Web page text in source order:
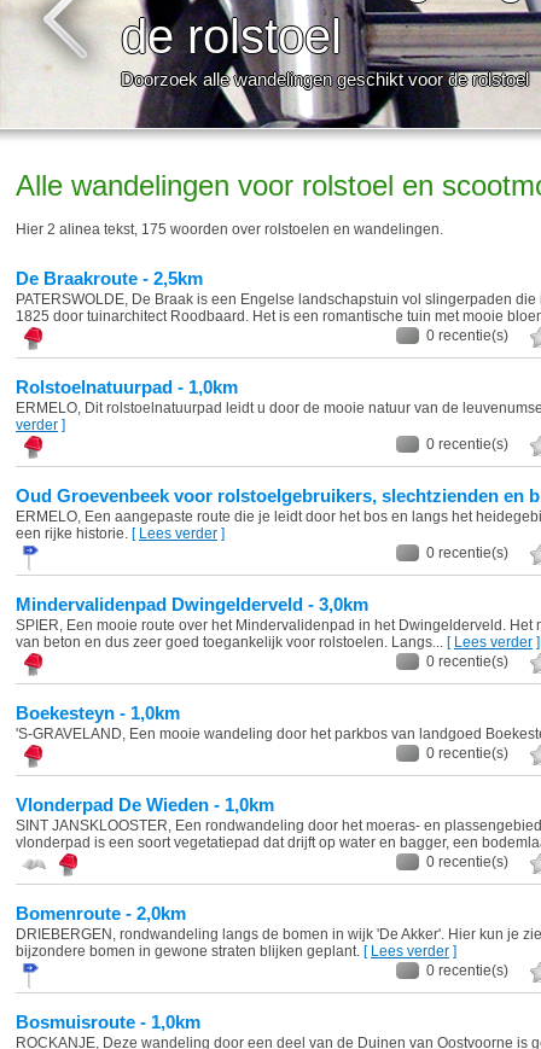
de rolstoel
Doorzoek alle wandelingen geschikt voor de rolstoel
Alle wandelingen voor rolstoel en
Hier 2 alinea tekst, 175 woorden over rolstoelen en wandelingen.
De Braakroute - 2,5km
PATERSWOLDE, De Braak is een Engelse landschapstuin vol slingerpaden
1825 door tuinarchitect Roodbaard. Het is een romantische tuin met mooie
0 recentie(s)
Rolstoelnatuurpad - 1,0km
ERMELO, Dit rolstoelnatuurpad leidt u door de mooie natuur van de
verder ]
0 recentie(s)
Oud Groevenbeek voor rolstoelgebruikers, slechtzienden en
ERMELO, Een aangepaste route die je leidt door het bos en langs het
een rijke historie. [ Lees verder ]
0 recentie(s)
Mindervalidenpad Dwingelderveld - 3,0km
SPIER, Een mooie route over het Mindervalidenpad in het Dwingelderveld. Het
van beton en dus zeer goed toegankelijk voor rolstoelen. Langs... [ Lees verder ]
0 recentie(s)
Boekesteyn - 1,0km
'S-GRAVELAND, Een mooie wandeling door het parkbos van landgoed
0 recentie(s)
Vlonderpad De Wieden - 1,0km
SINT JANSKLOOSTER, Een rondwandeling door het moeras- en
vlonderpad is een soort vegetatiepad dat drijft op water en bagger, een
0 recentie(s)
Bomenroute - 2,0km
DRIEBERGEN, rondwandeling langs de bomen in wijk 'De Akker'. Hier kun je
bijzondere bomen in gewone straten blijken geplant. [ Lees verder ]
0 recentie(s)
Bosmuisroute - 1,0km
ROCKANJE, Deze wandeling door een deel van de Duinen van Oostvoorne is